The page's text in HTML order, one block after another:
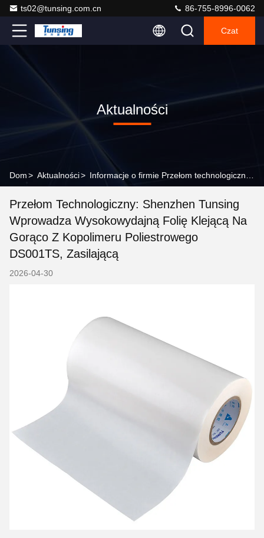
ts02@tunsing.com.cn 86-755-8996-0062
Czat
Aktualności
Dom> Aktualności>
Przełom Technologiczny: Shenzhen Tunsing
Wprowadza Wysokowydajną Folię Klejącą Na
Gorąco Z Kopolimeru Poliestrowego
DS001TS, Zasilającą
2026-04-30